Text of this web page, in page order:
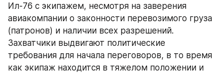
Ил-76 с экипажем, несмотря на заверения
авиакомпании о законности перевозимого груза
(патронов) и наличии всех разрешений.
Захватчики выдвигают политические
требования для начала переговоров, в то время
как экипаж находится в тяжелом положении и